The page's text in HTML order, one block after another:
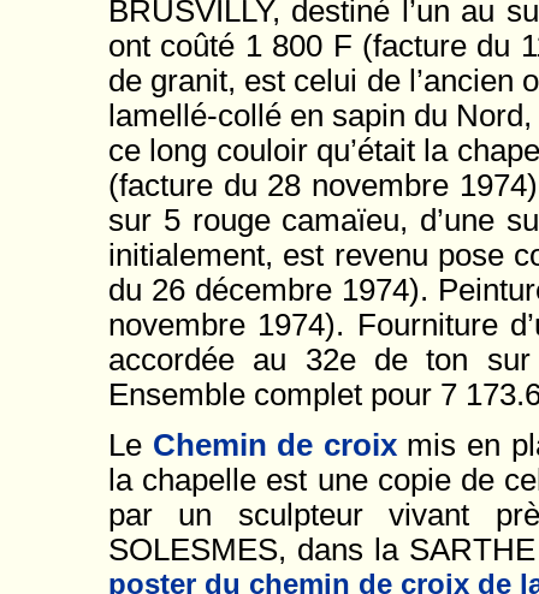
BRUSVILLY, destiné l’un au
ont coûté 1 800 F (facture du
de granit, est celui de l’ancien
lamellé-collé en sapin du
ce long couloir qu’était la
(facture du 28 novembre
sur 5 rouge camaïeu, d’une
initialement, est revenu pose
du 26 décembre 1974).
novembre 1974). Fourniture
accordée au 32e de ton
Ensemble complet pour 7
Le Chemin de croix mis en
la chapelle est une copie de
par un sculpteur vivant
SOLESMES, dans la
poster du chemin de croix de